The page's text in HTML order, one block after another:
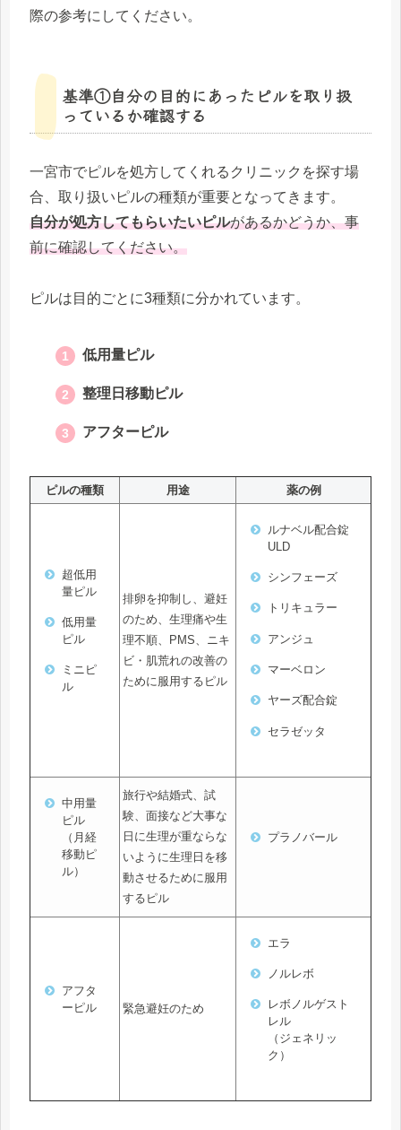
際の参考にしてください。
基準①自分の目的にあったピルを取り扱
っているか確認する
一宮市でピルを処方してくれるクリニックを探す場
合、取り扱いピルの種類が重要となってきます。
自分が処方してもらいたいピルがあるかどうか、事
前に確認してください。
ピルは目的ごとに3種類に分かれています。
低用量ピル
整理日移動ピル
アフターピル
ピルの種類 用途 薬の例
超低用
量ピル
低用量
ピル
ミニピ
ル
排卵を抑制し、避妊
のため、生理痛や生
理不順、PMS、ニキ
ビ・肌荒れの改善の
ために服用するピル
ルナベル配合錠
ULD
シンフェーズ
トリキュラー
アンジュ
マーベロン
ヤーズ配合錠
セラゼッタ
中用量
ピル
（月経
移動ピ
ル）
旅行や結婚式、試
験、面接など大事な
日に生理が重ならな
いように生理日を移
動させるために服用
するピル
プラノバール
アフタ
ーピル
緊急避妊のため
エラ
ノルレボ
レボノルゲスト
レル
（ジェネリッ
ク）